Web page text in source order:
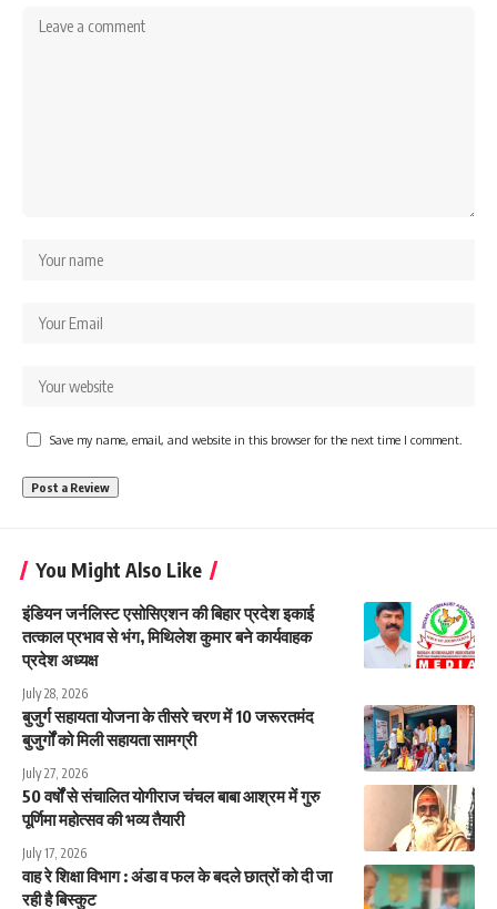
Save my name, email, and website in this browser for the next time I comment.
You Might Also Like
इंडियन जर्नलिस्ट एसोसिएशन की बिहार प्रदेश इकाई
तत्काल प्रभाव से भंग, मिथिलेश कुमार बने कार्यवाहक
प्रदेश अध्यक्ष
July 28, 2026
बुजुर्ग सहायता योजना के तीसरे चरण में 10 जरूरतमंद
बुजुर्गों को मिली सहायता सामग्री
July 27, 2026
50 वर्षों से संचालित योगीराज चंचल बाबा आश्रम में गुरु
पूर्णिमा महोत्सव की भव्य तैयारी
July 17, 2026
वाह रे शिक्षा विभाग : अंडा व फल के बदले छात्रों को दी जा
रही है बिस्कुट